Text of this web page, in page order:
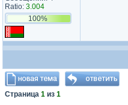
Ratio: 3.004
100%
Страница 1 из 1